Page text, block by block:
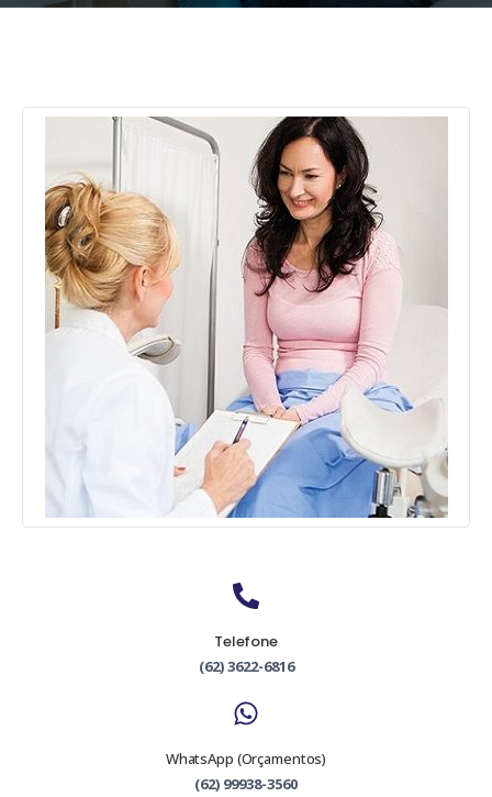
Telefone
(62) 3622-6816
WhatsApp (Orçamentos)
(62) 99938-3560